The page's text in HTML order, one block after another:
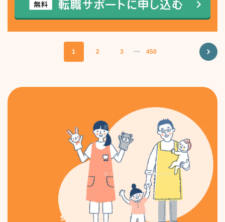
1 2 3 ・・・ 450
保育士専門の求人・転職なら